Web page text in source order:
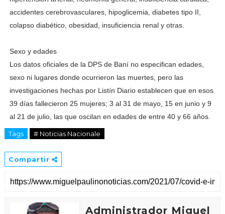
accidentes cerebrovasculares, hipoglice­mia, diabetes tipo II,
colapso diabético, obesidad, insufi­ciencia renal y otras.
Sexo y edades
Los datos oficiales de la DPS de Baní no especifican eda­des,
sexo ni lugares donde ocurrieron las muertes, pe­ro las
investigaciones hechas por Listín Diario establecen que en esos
39 días fallecie­ron 25 mujeres; 3 al 31 de mayo, 15 en junio y 9
al 21 de julio, las que oscilan en edades de entre 40 y 66 años.
Tags # Noticias Nacionale
Compartir
Administrador Miguel